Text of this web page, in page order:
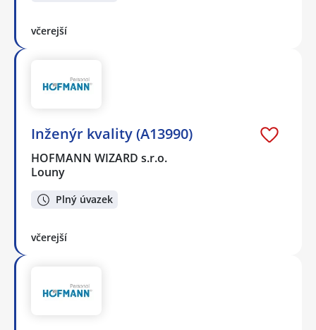
včerejší
Inženýr kvality (A13990)
HOFMANN WIZARD s.r.o.
Louny
Plný úvazek
včerejší